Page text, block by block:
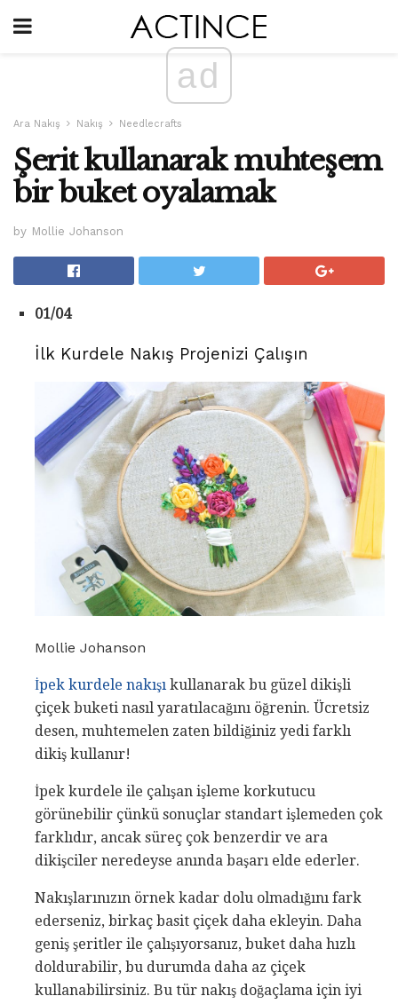
ad
Ara Nakış Nakış Needlecrafts
Şerit kullanarak muhteşem
bir buket oyalamak
by Mollie Johanson
01/04
İlk Kurdele Nakış Projenizi Çalışın
Mollie Johanson
İpek kurdele nakışı kullanarak bu güzel dikişli
çiçek buketi nasıl yaratılacağını öğrenin. Ücretsiz
desen, muhtemelen zaten bildiğiniz yedi farklı
dikiş kullanır!
İpek kurdele ile çalışan işleme korkutucu
görünebilir çünkü sonuçlar standart işlemeden çok
farklıdır, ancak süreç çok benzerdir ve ara
dikişciler neredeyse anında başarı elde ederler.
Nakışlarınızın örnek kadar dolu olmadığını fark
ederseniz, birkaç basit çiçek daha ekleyin. Daha
geniş şeritler ile çalışıyorsanız, buket daha hızlı
doldurabilir, bu durumda daha az çiçek
kullanabilirsiniz. Bu tür nakış doğaçlama için iyi